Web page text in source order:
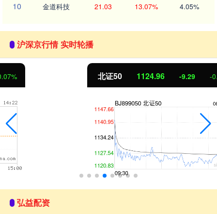
10 金道科技 21.03 13.07% 4.05%
沪深京行情 实时轮播
1124.96 -9.29 -0.82%
弘益配资